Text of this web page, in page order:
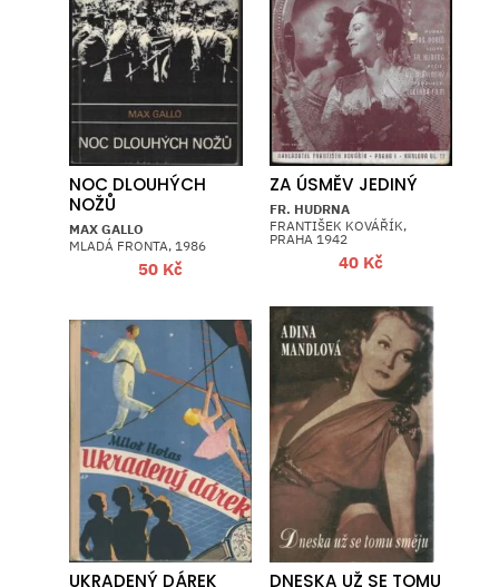
NOC DLOUHÝCH
NOŽŮ
MAX GALLO
MLADÁ FRONTA, 1986
50 Kč
ZA ÚSMĚV JEDINÝ
FR. HUDRNA
FRANTIŠEK KOVÁŘÍK,
PRAHA 1942
40 Kč
UKRADENÝ DÁREK
DNESKA UŽ SE TOMU